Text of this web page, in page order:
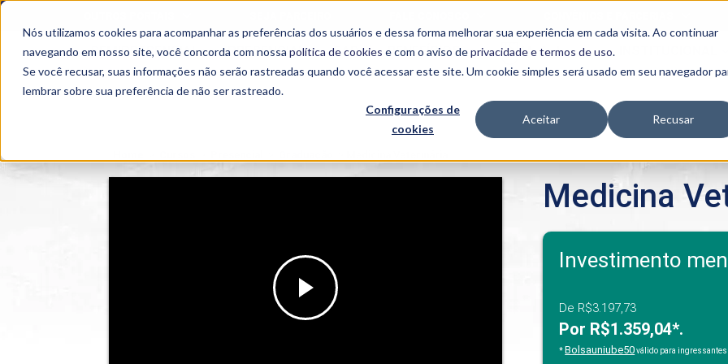
Nós utilizamos cookies para acompanhar as preferências dos usuários e dessa forma melhorar sua experiência em cada visita. Ao continuar
navegando em nosso site, você concorda com nossa política de cookies e com o aviso deprivacidade e termos de uso.
Se você recusar, suas informações não serão rastreadas quando você acessar este site. Um cookie simples será usado em seu navegador
lembrar sobre sua preferência de não ser rastreado.
Configurações de
cookies
Aceitar Recusar
SEMIPRESENCIAL PRESENCIAL EAD BENEFÍCIOS
Acadêmicos
PAE
Pesquisa e
Medicina
Investimento
De R$3.197,73
Por R$1.359,04*.
* Bolsauniube50válido para ingressantes